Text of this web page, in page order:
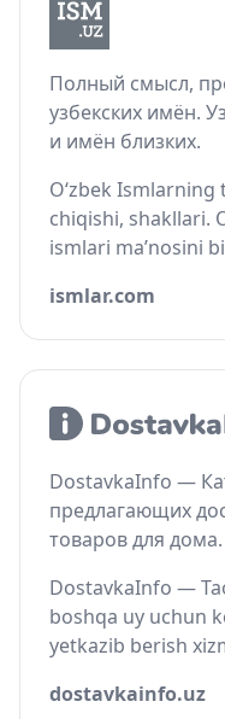
Полный смысл,
узбекских имён.
и имён близких.
O‘zbek Ismlarning
chiqishi, shakllari.
ismlari ma’nosini
ismlar.com
DostavkaInfo —
предлагающих
товаров для дома.
DostavkaInfo —
boshqa uy uchun
yetkazib berish
dostavkainfo.uz